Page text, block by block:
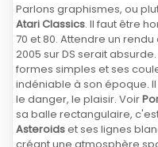
Parlons graphismes, ou
Atari Classics. Il faut être
70 et 80. Attendre un
2005 sur DS serait absurde.
formes simples et ses
indéniable à son époque.
le danger, le plaisir. Voir
sa balle rectangulaire,
Asteroidset ses lignes
créant une atmosphère